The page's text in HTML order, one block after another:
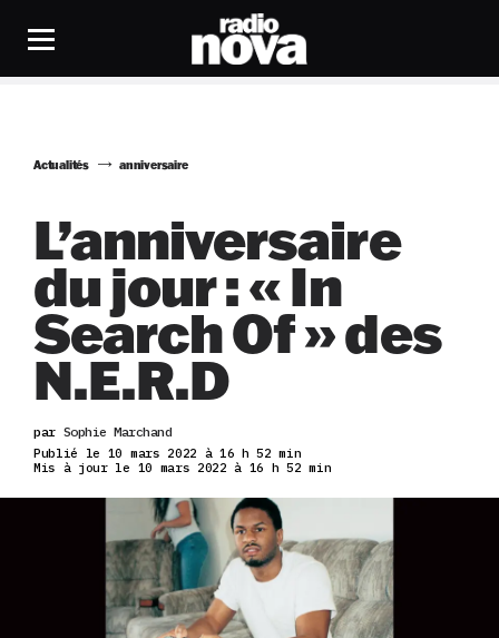
Actualités anniversaire
L’anniversaire
du jour : « In
Search Of » des
N.E.R.D
par Sophie Marchand
Publié le 10 mars 2022 à 16 h 52 min
Mis à jour le 10 mars 2022 à 16 h 52 min